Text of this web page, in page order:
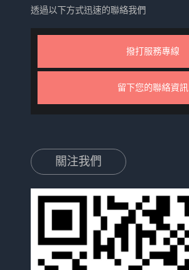
透過以下方式迅速的聯絡我們
撥打服務專線
留下您的聯絡資訊
關注我們